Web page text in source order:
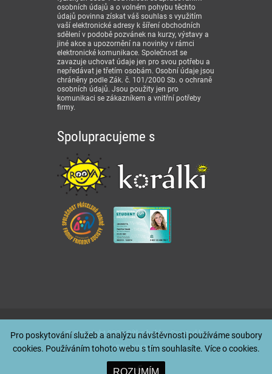
osobních údajů a o volném pohybu těchto
údajů povinna získat váš souhlas s využitím
vaší elektronické adresy k šíření obchodních
sdělení v podobě pozvánek na kurzy, výstavy a
jiné akce a upozornění na novinky v rámci
elektronické komunikace. Společnost se
zavazuje uchovat údaje jen pro svou potřebu a
nepředávat je třetím osobám. Osobní údaje jsou
chráněny podle Zák. č. 101/2000 Sb. o ochraně
osobních údajů. Jsou použity jen pro
komunikaci se zákazníkem a vnitřní potřeby
firmy.
Spolupracujeme s
© Copyright 2026Qítko hobby. Created by
FOLDINA.cz
Pro poskytování služeb a analýzu návštěvnosti používáme soubory
cookies. Používáním tohoto webu s tím souhlasíte. Více ocookies.
ROZUMÍM